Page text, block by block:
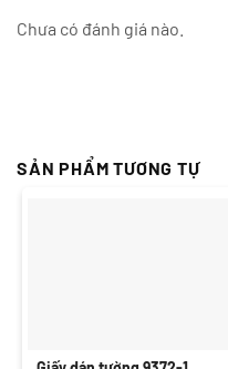
Chưa có đánh giá nào.
SẢN PHẨM TƯƠNG TỰ